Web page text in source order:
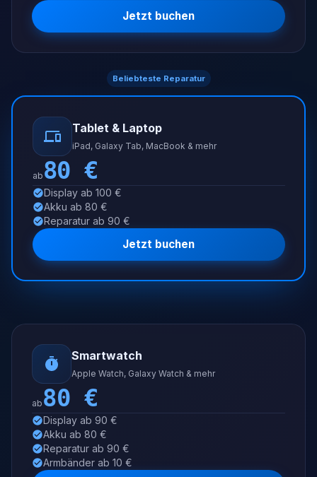
Jetzt buchen
Beliebteste Reparatur
Tablet & Laptop
iPad, Galaxy Tab, MacBook & mehr
ab 80 €
Display ab 100 €
Akku ab 80 €
Reparatur ab 90 €
Jetzt buchen
Smartwatch
Apple Watch, Galaxy Watch & mehr
ab 80 €
Display ab 90 €
Akku ab 80 €
Reparatur ab 90 €
Armbänder ab 10 €